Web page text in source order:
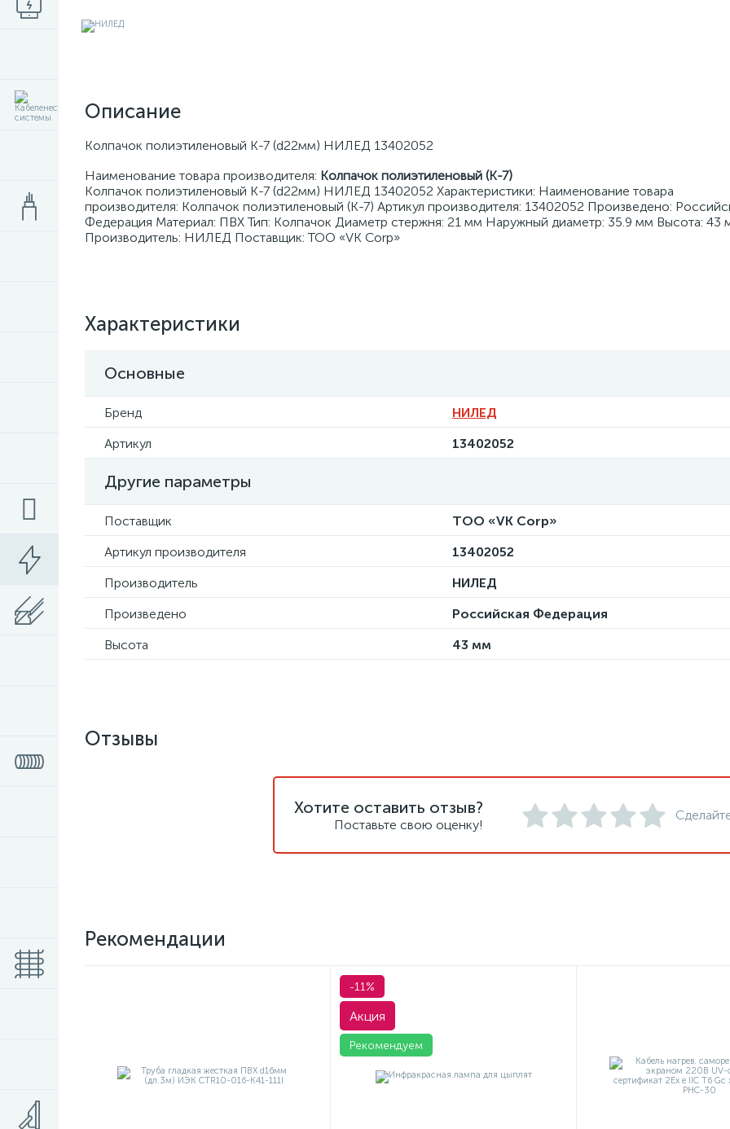
Описание
Колпачок полиэтиленовый К-7 (d22мм) НИЛЕД 13402052
Наименование товара производителя: Колпачок полиэтиленовый (К-7)
Колпачок полиэтиленовый К-7 (d22мм) НИЛЕД 13402052 Характеристики: Наименование товара
производителя: Колпачок полиэтиленовый (К-7) Артикул производителя: 13402052 Произведено:
Федерация Материал: ПВХ Тип: Колпачок Диаметр стержня: 21 мм Наружный диаметр: 35.9 мм Высота: 43
Производитель: НИЛЕД Поставщик: ТОО «VK Corp»
Характеристики
Основные
Бренд
НИЛЕД
Артикул
13402052
Другие параметры
Поставщик
ТОО «VK Corp»
Артикул производителя
13402052
Производитель
НИЛЕД
Произведено
Российская Федерация
Высота
43 мм
Отзывы
Хотите оставить отзыв?
Поставьте свою оценку!
Рекомендации
-11%
Акция
Рекомендуем